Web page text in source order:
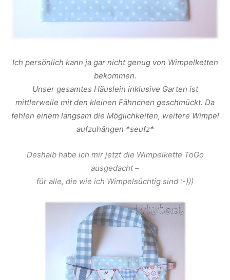
Ich persönlich kann ja gar nicht genug von Wimpelketten
bekommen.
Unser gesamtes Häuslein inklusive Garten ist
mittlerweile mit den kleinen Fähnchen geschmückt. Da
fehlen einem langsam die Möglichkeiten, weitere Wimpel
aufzuhängen *seufz*
Deshalb habe ich mir jetzt die Wimpelkette ToGo
ausgedacht –
für alle, die wie ich Wimpelsüchtig sind :-)))